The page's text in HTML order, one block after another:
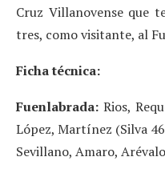
Cruz Villanovense que
tres, como visitante, al
Ficha técnica:
Fuenlabrada: Rios,
López, Martínez (Silva
Sevillano, Amaro,